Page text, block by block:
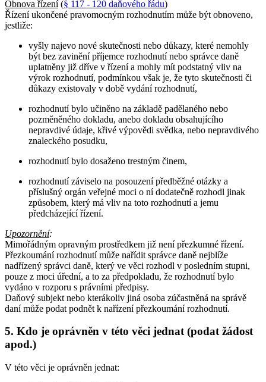
Obnova řízení(§ 117 - 120 daňového řádu)
Řízení ukončené pravomocným rozhodnutím může být obnoveno,
jestliže:
vyšly najevo nové skutečnosti nebo důkazy, které nemohly
být bez zavinění příjemce rozhodnutí nebo správce daně
uplatněny již dříve v řízení a mohly mít podstatný vliv na
výrok rozhodnutí, podmínkou však je, že tyto skutečnosti či
důkazy existovaly v době vydání rozhodnutí,
rozhodnutí bylo učiněno na základě padělaného nebo
pozměněného dokladu, anebo dokladu obsahujícího
nepravdivé údaje, křivé výpovědi svědka, nebo nepravdivého
znaleckého posudku,
rozhodnutí bylo dosaženo trestným činem,
rozhodnutí záviselo na posouzení předběžné otázky a
příslušný orgán veřejné moci o ní dodatečně rozhodl jinak
způsobem, který má vliv na toto rozhodnutí a jemu
předcházející řízení.
Upozornění:
Mimořádným opravným prostředkem již není přezkumné řízení.
Přezkoumání rozhodnutí může nařídit správce daně nejblíže
nadřízený správci daně, který ve věci rozhodl v posledním stupni,
pouze z moci úřední, a to za předpokladu, že rozhodnutí bylo
vydáno v rozporu s právními předpisy.
Daňový subjekt nebo kterákoliv jiná osoba zúčastněná na správě
daní může podat podnět k nařízení přezkoumání rozhodnutí.
5. Kdo je oprávněn v této věci jednat (podat žádost
apod.)
V této věci je oprávněn jednat: